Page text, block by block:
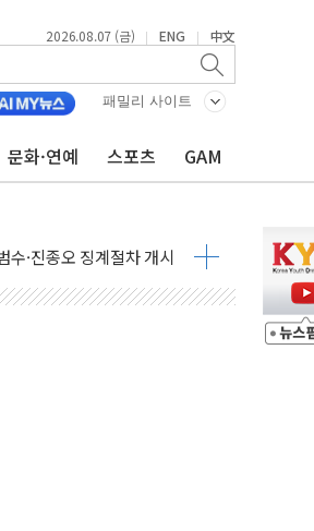
2026.08.07 (금) | ENG | 中文
패밀리 사이트
문화·연예 스포츠 GAM
지 자립' 일환
전 시장 규제 탓 커
협의 테이블에
해 없어
호불호
진화....인명피해 없어
직원으로부터 확보"